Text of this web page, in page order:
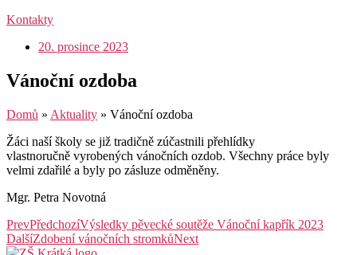
Kontakty
20. prosince 2023
Vánoční ozdoba
Domů » Aktuality » Vánoční ozdoba
Žáci naší školy se již tradičně zúčastnili přehlídky
vlastnoručně vyrobených vánočních ozdob. Všechny práce byly
velmi zdařilé a byly po zásluze odměněny.
Mgr. Petra Novotná
PrevPředchozíVýsledky pěvecké soutěže Vánoční kapřík 2023
DalšíZdobení vánočních stromkůNext